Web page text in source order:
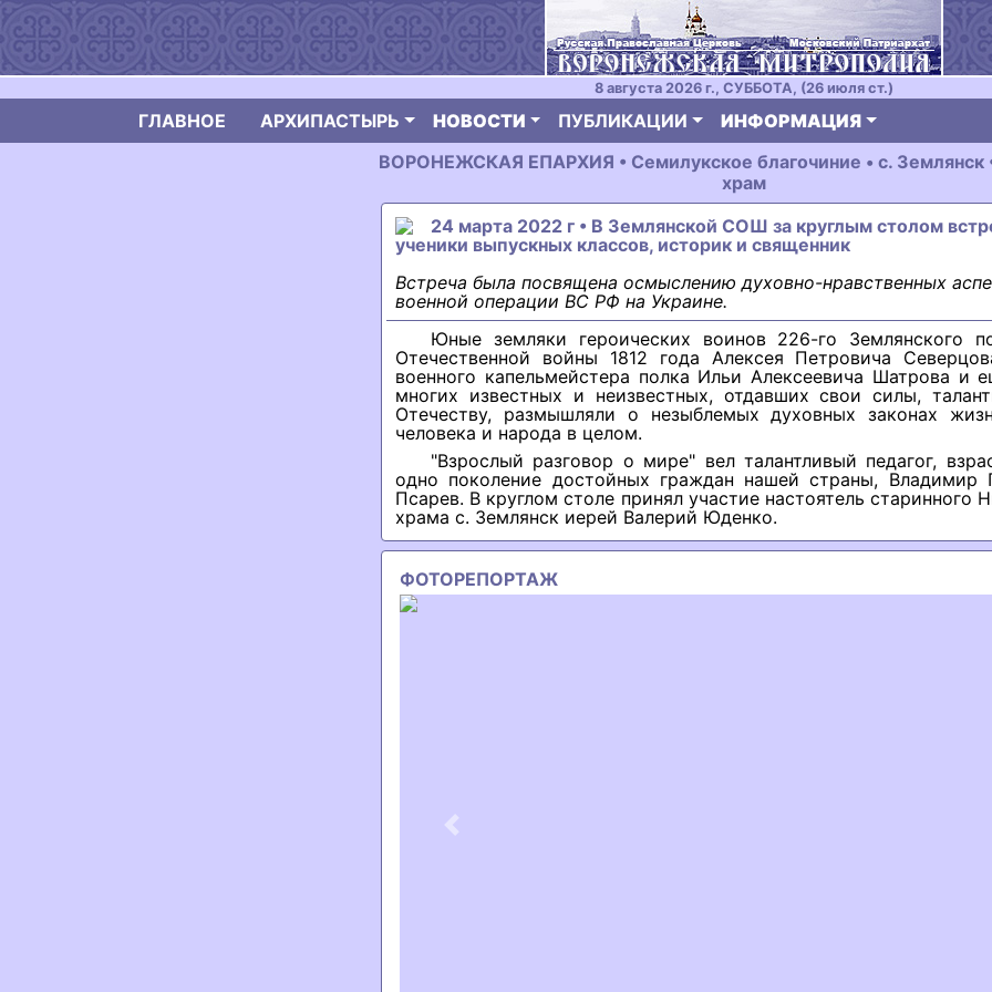
8 августа 2026 г., СУББОТА, (26 июля ст.)
ГЛАВНОЕ АРХИПАСТЫРЬ НОВОСТИ ПУБЛИКАЦИИ ИНФОРМАЦИЯ
ВОРОНЕЖСКАЯ ЕПАРХИЯ • Семилукское благочиние • с. Землянск
храм
24 марта 2022 г • В Землянской СОШ за круглым столом
ученики выпускных классов, историк и священник
Встреча была посвящена осмыслению духовно-нравственных
военной операции ВС РФ на Украине.
Юные земляки героических воинов 226-го Землянского
Отечественной войны 1812 года Алексея Петровича
военного капельмейстера полка Ильи Алексеевича Шатрова и
многих известных и неизвестных, отдавших свои силы,
Отечеству, размышляли о незыблемых духовных законах
человека и народа в целом.
"Взрослый разговор о мире" вел талантливый педагог,
одно поколение достойных граждан нашей страны, Владимир
Псарев. В круглом столе принял участие настоятель старинного
храма с. Землянск иерей Валерий Юденко.
ФОТОРЕПОРТАЖ
Previous